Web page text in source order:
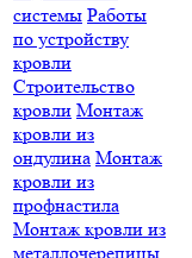
системы Работы
по устройству
кровли
Строительство
кровли Монтаж
кровли из
ондулина Монтаж
кровли из
профнастила
Монтаж кровли из
металлочерепицы